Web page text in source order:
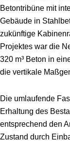
Betontribüne mit
Gebäude in
zukünftige
Projektes war die
320 m³ Beton in
die vertikale
Die umlaufende
Erhaltung des
entsprechend den
Zustand durch